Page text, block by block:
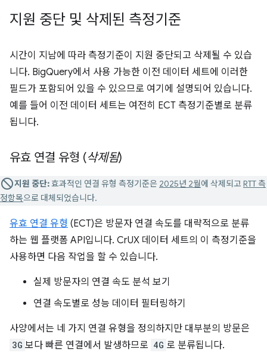
지원 중단 및 삭제된 측정기준
시간이 지남에 따라 측정기준이 지원 중단되고 삭제될 수 있습
니다. BigQuery에서 사용 가능한 이전 데이터 세트에 이러한
필드가 포함되어 있을 수 있으므로 여기에 설명되어 있습니다.
예를 들어 이전 데이터 세트는 여전히 ECT 측정기준별로 분류
됩니다.
유효 연결 유형 (삭제됨)
지원 중단:효과적인 연결 유형 측정기준은 2025년 2월에 삭제되고 RTT 측
정항목으로 대체되었습니다.
유효 연결 유형 (ECT)은 방문자 연결 속도를 대략적으로 분류
하는 웹 플랫폼 API입니다. CrUX 데이터 세트의 이 측정기준을
사용하면 다음 작업을 할 수 있습니다.
실제 방문자의 연결 속도 분석 보기
연결 속도별로 성능 데이터 필터링하기
사양에서는 네 가지 연결 유형을 정의하지만 대부분의 방문은
3G 보다 빠른 연결에서 발생하므로 4G 로 분류됩니다.